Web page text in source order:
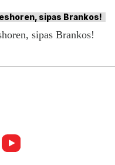
sipas Brankos!